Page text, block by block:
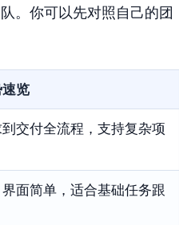
。你可以先对照自己的团
览
交付全流程，支持复杂项
界面简单，适合基础任务跟